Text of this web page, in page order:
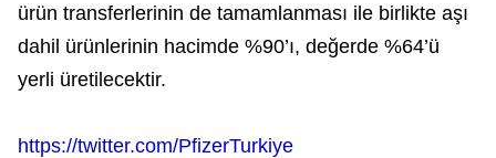
ürün transferlerinin de tamamlanması ile birlikte aşı
dahil ürünlerinin hacimde %90’ı, değerde %64’ü
yerli üretilecektir.
https://twitter.com/PfizerTurkiye